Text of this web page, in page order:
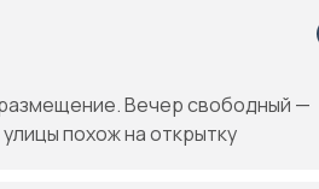
Вечер свободный —
похож на открытку